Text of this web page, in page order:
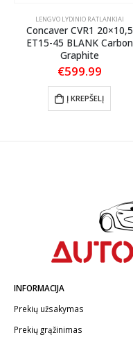
LENGVO LYDINIO RATLANKIAI
Concaver CVR1 20×10,5
ET15-45 BLANK Carbon
Graphite
€599.99
Į KREPŠELĮ
INFORMACIJA
Prekių užsakymas
Prekių grąžinimas